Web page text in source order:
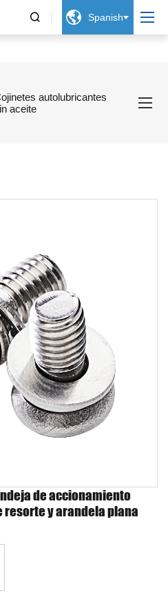
  Spanish
autolubricantes
aceite
de accionamiento
resorte y arandela plana